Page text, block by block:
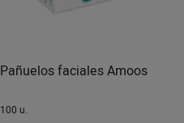
Pañuelos faciales Amoos
100 u.